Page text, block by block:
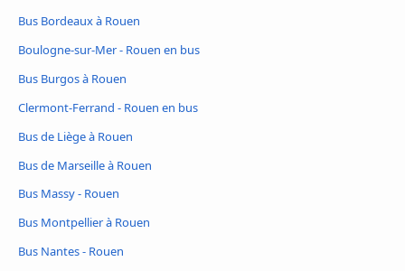
Bus Bordeaux à Rouen
Boulogne-sur-Mer - Rouen en bus
Bus Burgos à Rouen
Clermont-Ferrand - Rouen en bus
Bus de Liège à Rouen
Bus de Marseille à Rouen
Bus Massy - Rouen
Bus Montpellier à Rouen
Bus Nantes - Rouen